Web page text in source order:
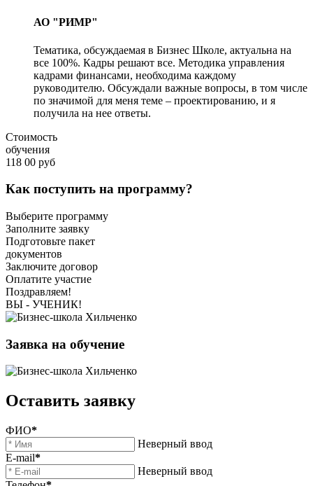
АО "РИМР"
Тематика, обсуждаемая в Бизнес Школе, актуальна на
все 100%. Кадры решают все. Методика управления
кадрами финансами, необходима каждому
руководителю. Обсуждали важные вопросы, в том числе
по значимой для меня теме – проектированию, и я
получила на нее ответы.
Стоимость
обучения
118 00 руб
Как поступить на программу?
Выберите программу
Заполните заявку
Подготовьте пакет
документов
Заключите договор
Оплатите участие
Поздравляем!
ВЫ - УЧЕНИК!
Заявка на обучение
Оставить заявку
ФИО*
Неверный ввод
E-mail*
Неверный ввод